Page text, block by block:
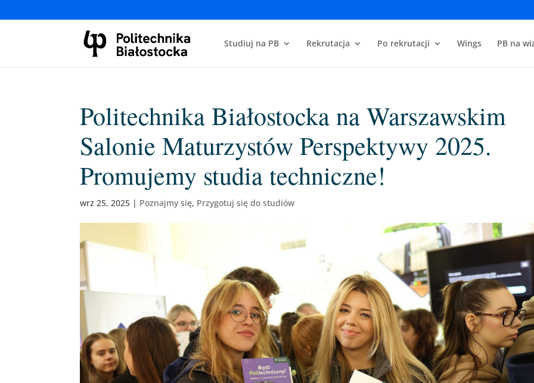
Studiuj na PB Rekrutacja Po rekrutacji Wings PB na
Politechnika Białostocka na Warszawskim
Salonie Maturzystów Perspektywy 2025.
Promujemy studia techniczne!
wrz 25, 2025 | Poznajmy się, Przygotuj się do studiów